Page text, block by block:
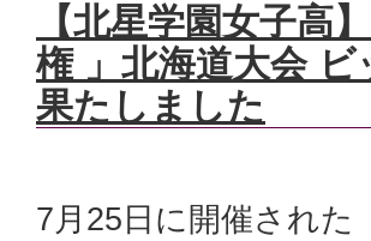
【北星学園女子高
権 」北海道大会
果たしました
7月25日に開催された